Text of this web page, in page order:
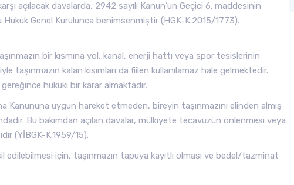
açılacak davalarda, 2942 sayılı Kanun’un Geçici 6. maddesinin
Genel Kurulunca benimsenmiştir (HGK-K.2015/1773).
bir kısmına yol, kanal, enerji hattı veya spor tesislerinin
taşınmazın kalan kısımları da fiilen kullanılamaz hale gelmektedir.
hukuki bir karar almaktadır.
Kanununa uygun hareket etmeden, bireyin taşınmazını elinden almış
Bu bakımdan açılan davalar, mülkiyete tecavüzün önlenmesi veya
(YİBGK-K.1959/15).
edilebilmesi için, taşınmazın tapuya kayıtlı olması ve bedel/tazminat